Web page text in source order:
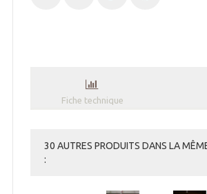
Fiche technique
30 AUTRES PRODUITS DANS LA
: